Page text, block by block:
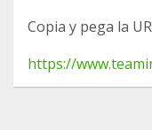
Copia y pega la
https://